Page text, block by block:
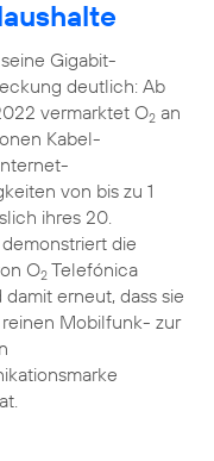
Gigabit-
deutlich: Ab
vermarktet O2an
Kabel-
von bis zu 1
ihres 20.
die
O2Telefónica
erneut, dass sie
Mobilfunk- zur